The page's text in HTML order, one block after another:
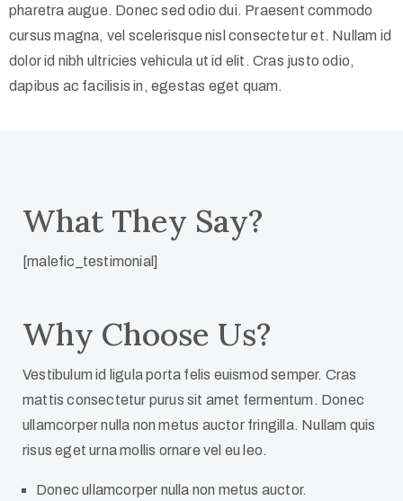
pharetra augue. Donec sed odio dui. Praesent commodo
cursus magna, vel scelerisque nisl consectetur et. Nullam id
dolor id nibh ultricies vehicula ut id elit. Cras justo odio,
dapibus ac facilisis in, egestas eget quam.
What They Say?
[malefic_testimonial]
Why Choose Us?
Vestibulum id ligula porta felis euismod semper. Cras
mattis consectetur purus sit amet fermentum. Donec
ullamcorper nulla non metus auctor fringilla. Nullam quis
risus eget urna mollis ornare vel eu leo.
Donec ullamcorper nulla non metus auctor.